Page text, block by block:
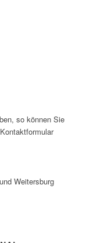
so können Sie
Weitersburg